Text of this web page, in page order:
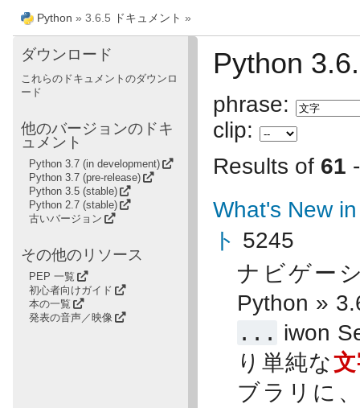
Python » 3.6.5 ドキュメント »
Python
phrase:
clip:
Results of 61
What's New
ト 5245
ナビゲー
Python »
... iwon
り単純な
ブラリに
ダウンロード
これらのドキュメントのダウンロ
ード
他のバージョンのドキ
ュメント
Python 3.7 (in development)
Python 3.7 (pre-release)
Python 3.5 (stable)
Python 2.7 (stable)
古いバージョン
その他のリソース
PEP 一覧
初心者向けガイド
本の一覧
発表の音声／映像